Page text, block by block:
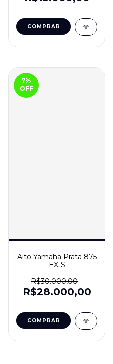
7%
OFF
Alto Yamaha Prata 875
EX-S
R$30.000,00
R$28.000,00